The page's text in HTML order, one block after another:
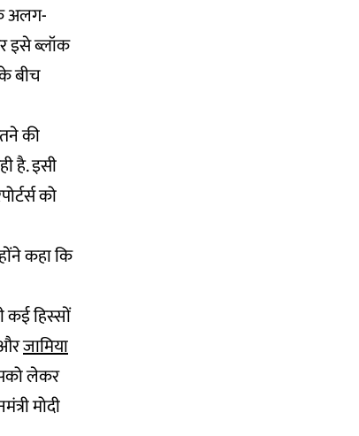
अलग-
इसे ब्लॉक
बीच
की
है. इसी
को
कहा कि
कई हिस्सों
जामिया
लेकर
मोदी